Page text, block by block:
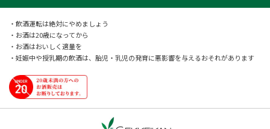
・飲酒運転は絶対にやめましょう
・お酒は20歳になってから
・お酒はおいしく適量を
・妊娠中や授乳期の飲酒は、胎児・乳児の発育に悪影響を与えるおそれがあります